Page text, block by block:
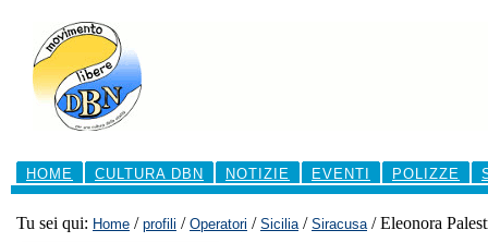
contenuti.
navigazione
Sezioni
HOME
CULTURA DBN NOTIZIE EVENTI POLIZZE
Tu sei qui: Home / profili / Operatori / Sicilia / Siracusa /Eleonora